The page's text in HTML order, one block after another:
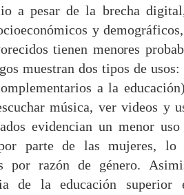
a pesar de la brecha
y
tienen menores
muestran dos tipos de
a la
música, ver videos y
evidencian un menor
parte de las mujeres, lo
por razón de género.
de la educación